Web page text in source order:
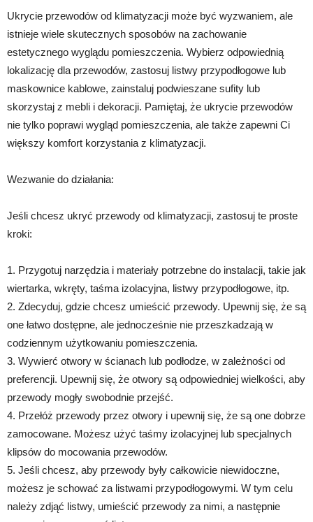
Ukrycie przewodów od klimatyzacji może być wyzwaniem, ale
istnieje wiele skutecznych sposobów na zachowanie
estetycznego wyglądu pomieszczenia. Wybierz odpowiednią
lokalizację dla przewodów, zastosuj listwy przypodłogowe lub
maskownice kablowe, zainstaluj podwieszane sufity lub
skorzystaj z mebli i dekoracji. Pamiętaj, że ukrycie przewodów
nie tylko poprawi wygląd pomieszczenia, ale także zapewni Ci
większy komfort korzystania z klimatyzacji.
Wezwanie do działania:
Jeśli chcesz ukryć przewody od klimatyzacji, zastosuj te proste
kroki:
1. Przygotuj narzędzia i materiały potrzebne do instalacji, takie jak
wiertarka, wkręty, taśma izolacyjna, listwy przypodłogowe, itp.
2. Zdecyduj, gdzie chcesz umieścić przewody. Upewnij się, że są
one łatwo dostępne, ale jednocześnie nie przeszkadzają w
codziennym użytkowaniu pomieszczenia.
3. Wywierć otwory w ścianach lub podłodze, w zależności od
preferencji. Upewnij się, że otwory są odpowiedniej wielkości, aby
przewody mogły swobodnie przejść.
4. Przełóż przewody przez otwory i upewnij się, że są one dobrze
zamocowane. Możesz użyć taśmy izolacyjnej lub specjalnych
klipsów do mocowania przewodów.
5. Jeśli chcesz, aby przewody były całkowicie niewidoczne,
możesz je schować za listwami przypodłogowymi. W tym celu
należy zdjąć listwy, umieścić przewody za nimi, a następnie